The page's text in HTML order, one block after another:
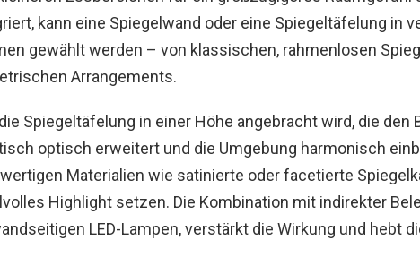
kann eine Spiegelwand oder eine Spiegeltäfelung in
gewählt werden – von klassischen, rahmenlosen
Arrangements.
Spiegeltäfelung in einer Höhe angebracht wird, die den
optisch erweitert und die Umgebung harmonisch
Materialien wie satinierte oder facetierte
Highlight setzen. Die Kombination mit indirekter
LED-Lampen, verstärkt die Wirkung und hebt